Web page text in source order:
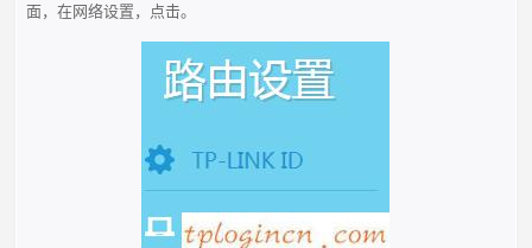
面，在网络设置，点击。